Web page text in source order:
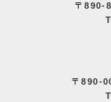
〒890-
〒890-